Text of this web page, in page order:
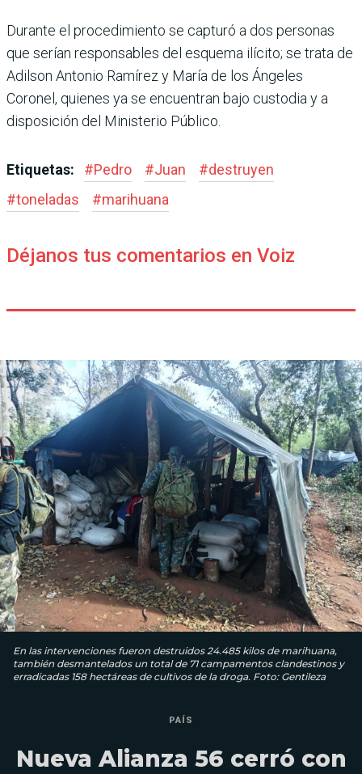
Durante el procedimiento se capturó a dos personas
que serían responsables del esquema ilícito; se trata de
Adi­lson Antonio Ramírez y María de los Ángeles
Coronel, quienes ya se encuentran bajo custodia y a
disposición del Ministerio Público.
Etiquetas: #Pedro #Juan #destruyen
#toneladas #marihuana
Déjanos tus comentarios en Voiz
En las intervenciones fueron destruidos 24.485 kilos de marihuana,
también desmantelados un total de 71 campamentos clandestinos y
erradicadas 158 hectáreas de cultivos de la droga. Foto: Gentileza
PAÍS
Nueva Alianza 56 cerró con